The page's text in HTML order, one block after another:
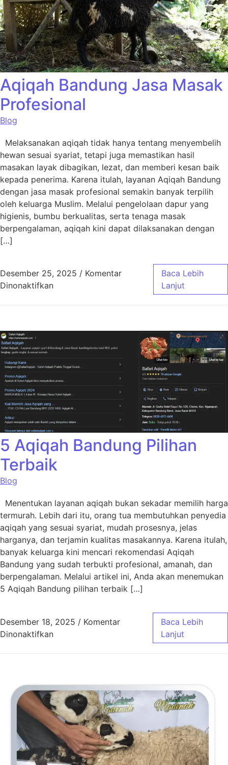
Aqiqah Bandung Jasa Masak
Profesional
Blog
Melaksanakan aqiqah tidak hanya tentang menyembelih
hewan sesuai syariat, tetapi juga memastikan hasil
masakan layak dibagikan, lezat, dan memberi kesan baik
kepada penerima. Karena itulah, layanan Aqiqah Bandung
dengan jasa masak profesional semakin banyak terpilih
oleh keluarga Muslim. Melalui pengelolaan dapur yang
higienis, bumbu berkualitas, serta tenaga masak
berpengalaman, aqiqah kini dapat dilaksanakan dengan
[…]
Desember 25, 2025 / Komentar
Dinonaktifkanpada Aqiqah Bandung Jasa Masak
Baca Lebih
Lanjut
5 Aqiqah Bandung Pilihan
Terbaik
Blog
Menentukan layanan aqiqah bukan sekadar memilih harga
termurah. Lebih dari itu, orang tua membutuhkan penyedia
aqiqah yang sesuai syariat, mudah prosesnya, jelas
harganya, dan terjamin kualitas masakannya. Karena itulah,
banyak keluarga kini mencari rekomendasi Aqiqah
Bandung yang sudah terbukti profesional, amanah, dan
berpengalaman. Melalui artikel ini, Anda akan menemukan
5 Aqiqah Bandung pilihan terbaik […]
Desember 18, 2025 / Komentar
Dinonaktifkanpada 5 Aqiqah Bandung Pilihan Terbaik
Baca Lebih
Lanjut